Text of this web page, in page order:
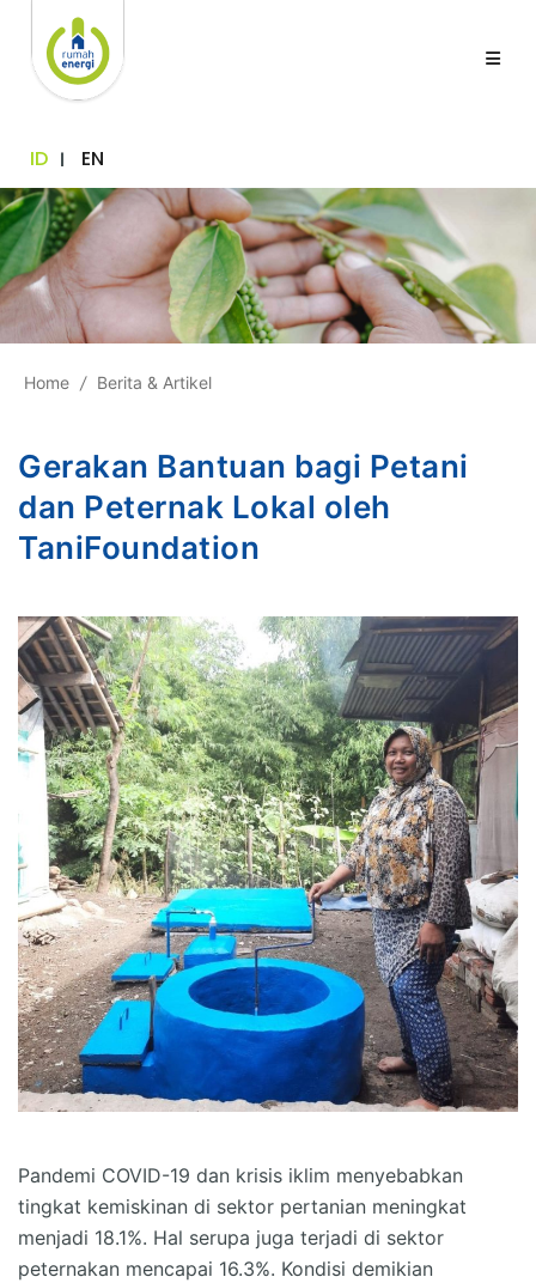
ID EN
Home / Berita & Artikel
Gerakan Bantuan bagi Petani
dan Peternak Lokal oleh
TaniFoundation
Pandemi COVID-19 dan krisis iklim menyebabkan
tingkat kemiskinan di sektor pertanian meningkat
menjadi 18.1%. Hal serupa juga terjadi di sektor
peternakan mencapai 16.3%. Kondisi demikian